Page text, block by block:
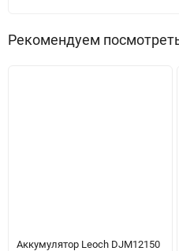
Рекомендуем
Аккумулятор Leoch DJM12150